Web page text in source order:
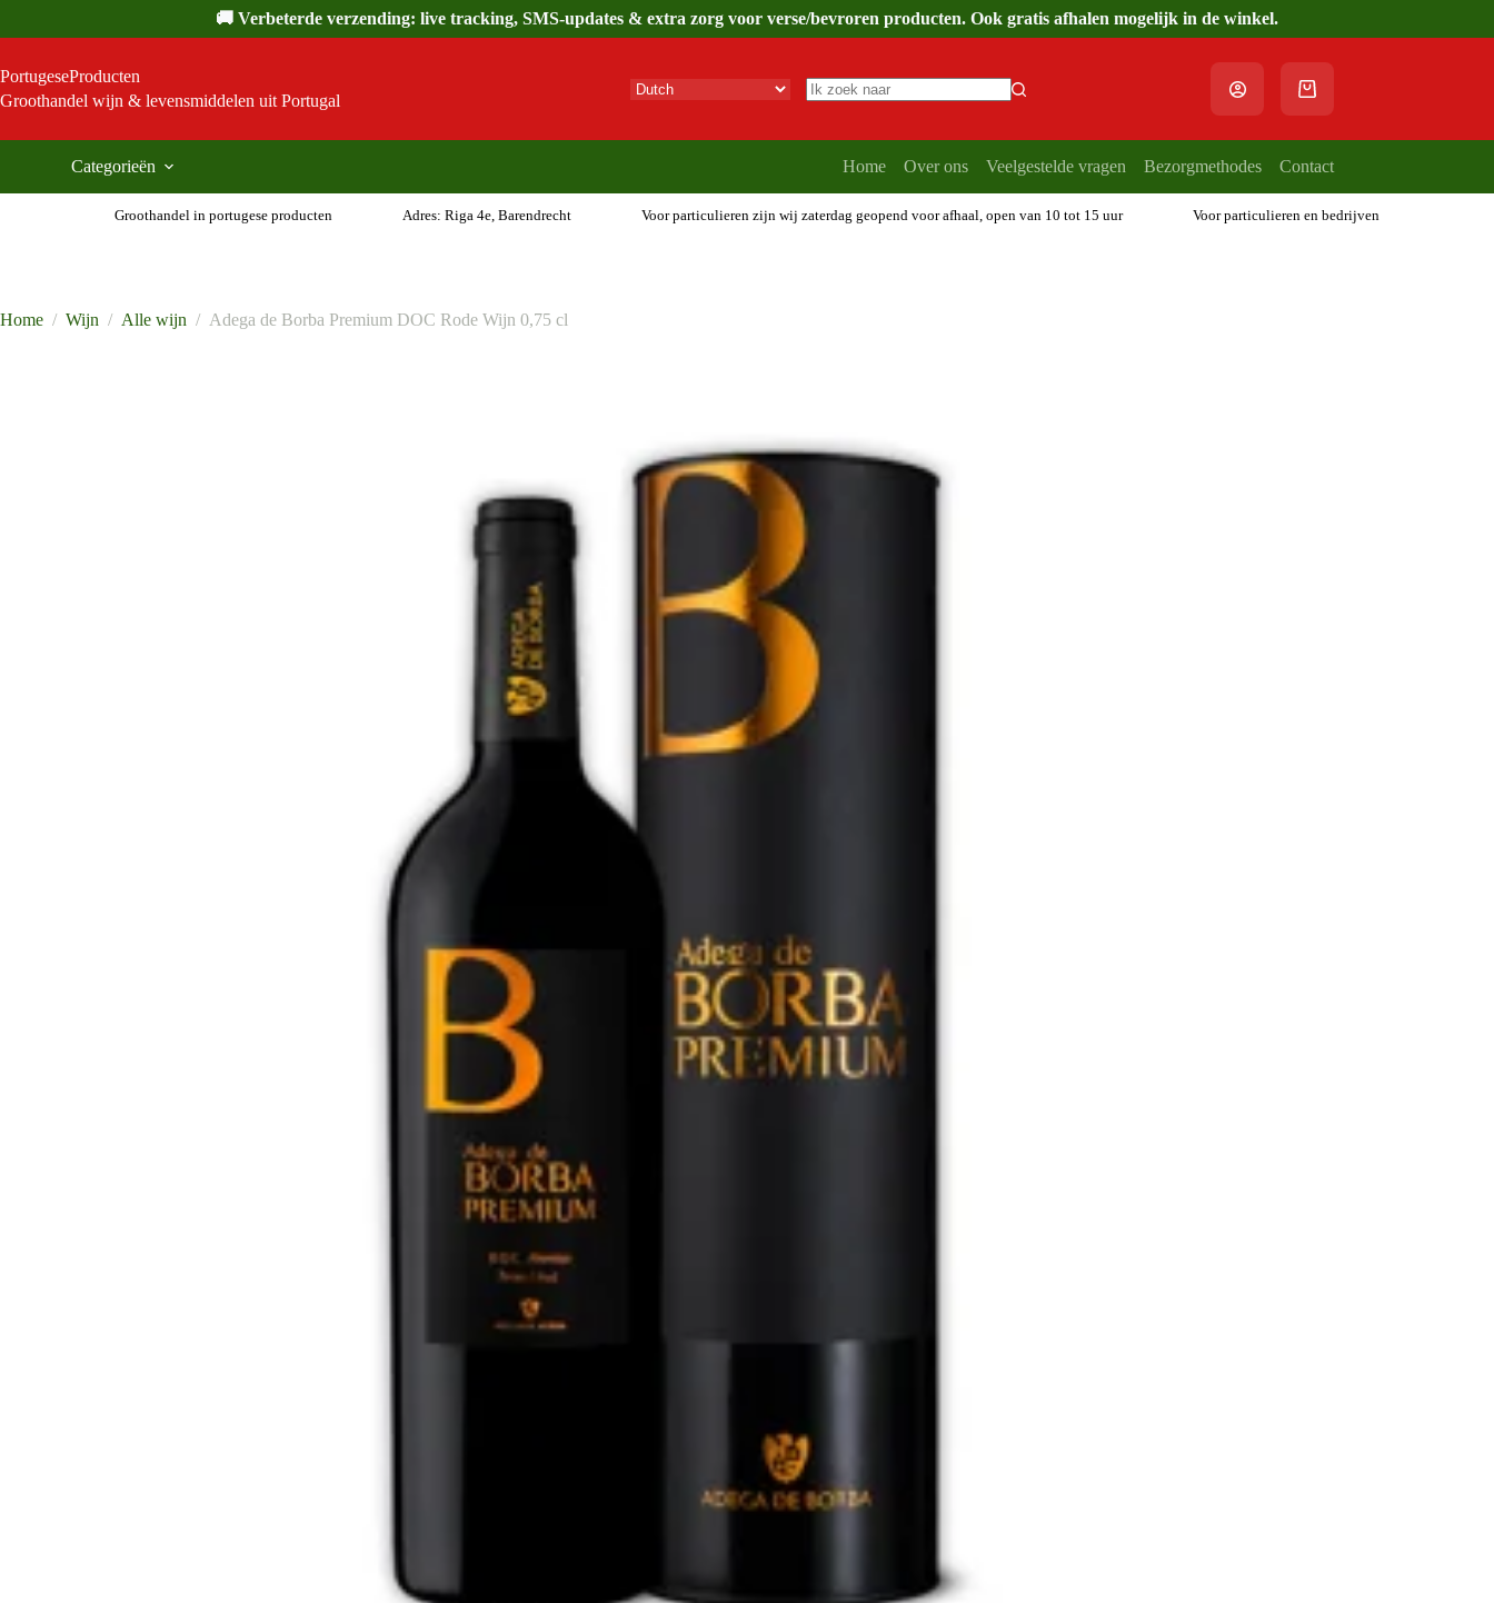
inhoud
🚚 Verbeterde verzending: live tracking, SMS-updates & extra zorg voor verse/bevroren producten. Ook gratis afhalen mogelijk in de winkel.
PortugeseProducten
Groothandel wijn & levensmiddelen uit Portugal
Winkelwagen
Categorieën Home Over ons Veelgestelde vragen Bezorgmethodes Contact
Groothandel in portugese producten Adres: Riga 4e, Barendrecht Voor particulieren zijn wij zaterdag geopend voor afhaal, open van 10 tot 15 uur Voor particulieren en bedrijven
Home / Wijn / Alle wijn / Adega de Borba Premium DOC Rode Wijn 0,75 cl